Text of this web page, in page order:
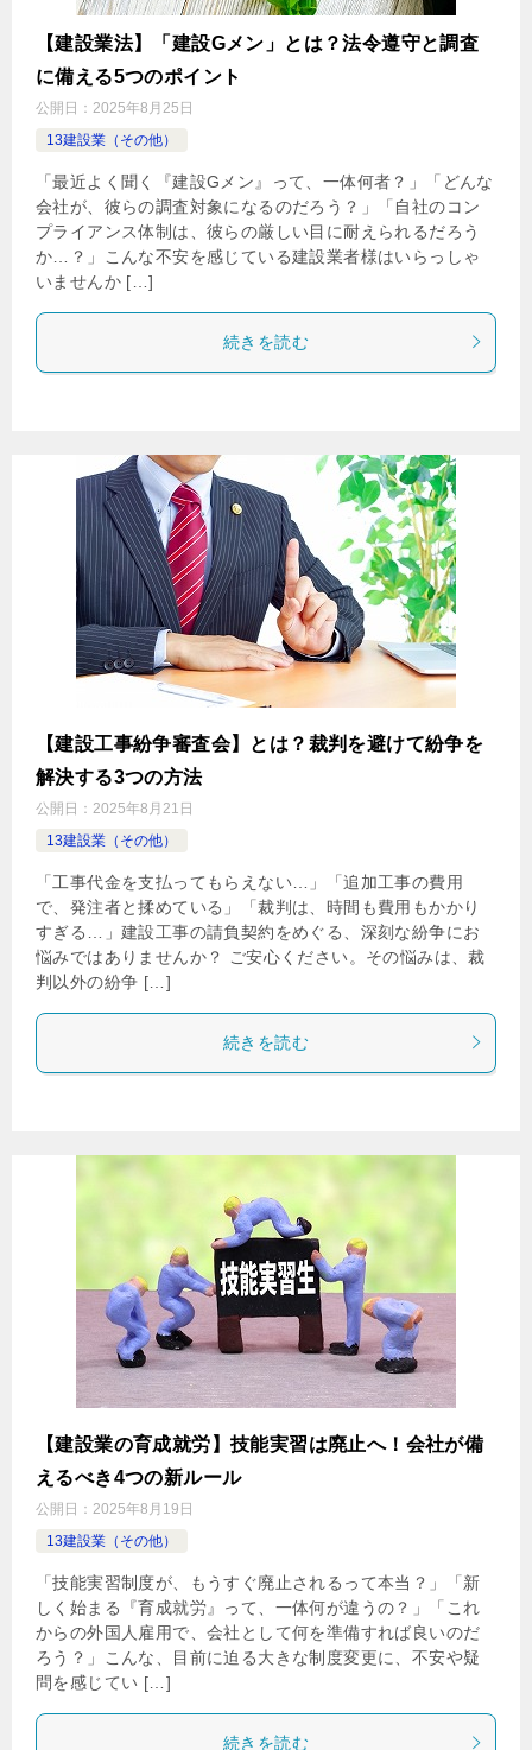
【建設業法】「建設Gメン」とは？法令遵守と調査
に備える5つのポイント
公開日： 2025年8月25日
13建設業（その他）
「最近よく聞く『建設Gメン』って、一体何者？」「どんな
会社が、彼らの調査対象になるのだろう？」「自社のコン
プライアンス体制は、彼らの厳しい目に耐えられるだろう
か…？」こんな不安を感じている建設業者様はいらっしゃ
いませんか […]
続きを読む
【建設工事紛争審査会】とは？裁判を避けて紛争を
解決する3つの方法
公開日： 2025年8月21日
13建設業（その他）
「工事代金を支払ってもらえない…」「追加工事の費用
で、発注者と揉めている」「裁判は、時間も費用もかかり
すぎる…」建設工事の請負契約をめぐる、深刻な紛争にお
悩みではありませんか？ ご安心ください。その悩みは、裁
判以外の紛争 […]
続きを読む
【建設業の育成就労】技能実習は廃止へ！会社が備
えるべき4つの新ルール
公開日： 2025年8月19日
13建設業（その他）
「技能実習制度が、もうすぐ廃止されるって本当？」「新
しく始まる『育成就労』って、一体何が違うの？」「これ
からの外国人雇用で、会社として何を準備すれば良いのだ
ろう？」こんな、目前に迫る大きな制度変更に、不安や疑
問を感じてい […]
続きを読む